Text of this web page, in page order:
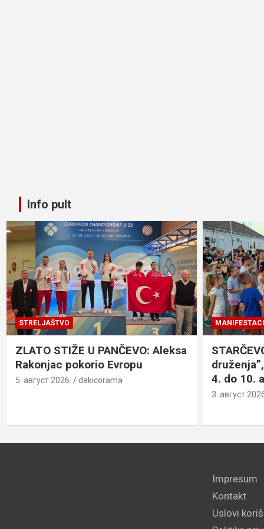
Info pult
STRELJAŠTVO
ZLATO STIŽE U PANČEVO: Aleksa
Rakonjac pokorio Evropu
5. август 2026. dakicorama
4. do 10.
3. август
Impresum
Kontakt
Uslovi